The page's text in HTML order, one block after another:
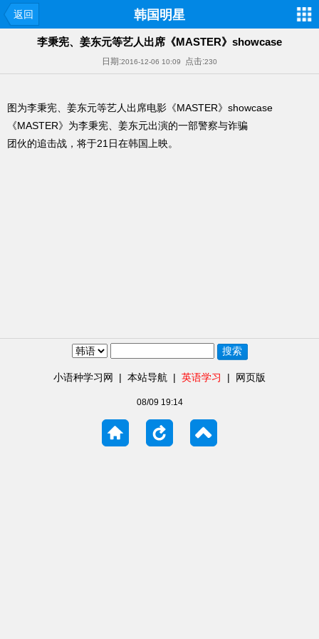
返回 韩国明星
李秉宪、姜东元等艺人出席《MASTER》showcase
日期:2016-12-06 10:09 点击:230
图为李秉宪、姜东元等艺人出席电影《MASTER》showcase
《MASTER》为李秉宪、姜东元出演的一部警察与诈骗
团伙的追击战，将于21日在韩国上映。
小语种学习网 | 本站导航 | 英语学习 | 网页版
08/09 19:14